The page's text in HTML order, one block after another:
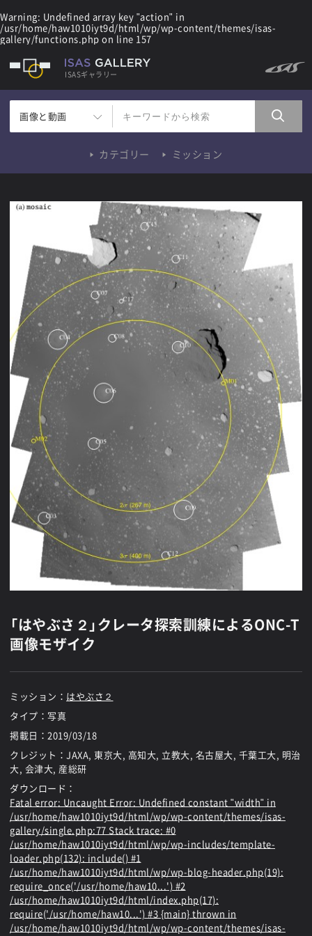
Warning: Undefined array key "action" in
/usr/home/haw1010iyt9d/html/wp/wp-content/themes/isas-
gallery/functions.php on line 157
ISASギャラリー
画像と動画
カテゴリー ミッション
「はやぶさ２」クレータ探索訓練によるONC-T
画像モザイク
ミッション： はやぶさ２
タイプ：写真
掲載日： 2019/03/18
クレジット：JAXA, 東京大, 高知大, 立教大, 名古屋大, 千葉工大, 明治
大, 会津大, 産総研
ダウンロード：
Fatal error: Uncaught Error: Undefined constant "width" in
/usr/home/haw1010iyt9d/html/wp/wp-content/themes/isas-
gallery/single.php:77 Stack trace: #0
/usr/home/haw1010iyt9d/html/wp/wp-includes/template-
loader.php(132): include() #1
/usr/home/haw1010iyt9d/html/wp/wp-blog-header.php(19):
require_once('/usr/home/haw10...') #2
/usr/home/haw1010iyt9d/html/index.php(17):
require('/usr/home/haw10...') #3 {main} thrown in
/usr/home/haw1010iyt9d/html/wp/wp-content/themes/isas-